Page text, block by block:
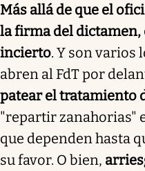
Más allá de que el
la firma del dictamen,
incierto. Y son varios
abren al FdT por
patear el tratamiento
"repartir zanahorias"
que dependen hasta
su favor. O bien,